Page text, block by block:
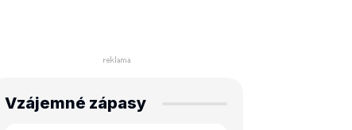
Vzájemné zápasy